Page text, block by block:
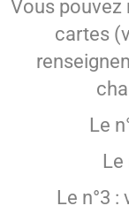
Vous pouvez
cartes
Le
Le
Le n°3